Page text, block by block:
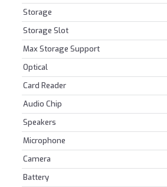
Storage
Storage Slot
Max Storage Support
Optical
Card Reader
Audio Chip
Speakers
Microphone
Camera
Battery